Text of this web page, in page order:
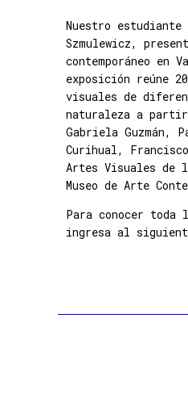
Nuestro
Szmulewicz,
contemporáneo
exposición reúne
visuales de
naturaleza a partir
Gabriela Guzmán,
Curihual,
Artes Visuales de
Museo de Arte
Para conocer
ingresa al